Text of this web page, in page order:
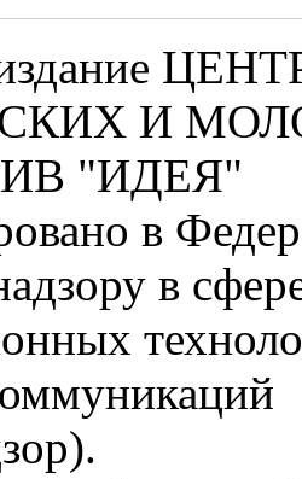
И
"ИДЕЯ"
в
в